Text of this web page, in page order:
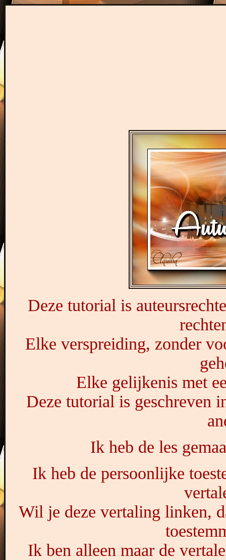
Deze tutorial is
Elke verspreiding, zonder
Elke gelijkenis met
Deze tutorial is geschreven
Ik heb de les
Ik heb de persoonlijke
Wil je deze vertaling linken,
Ik ben alleen maar de